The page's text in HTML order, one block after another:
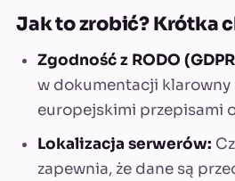
Jak to zrobić? Krótka
Zgodność z RODO
w dokumentacji klarowny
europejskimi przepisami
Lokalizacja serwerów:
zapewnia, że dane są